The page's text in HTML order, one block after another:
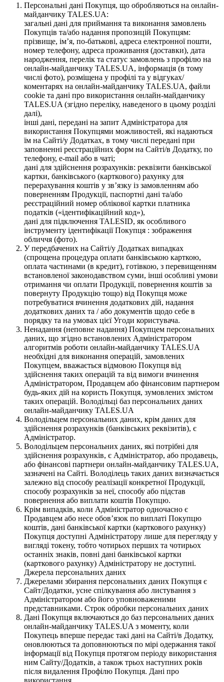
Персональні дані Покупця, що обробляються на онлайн-
майданчику TALES.UA:
загальні дані для приймання та виконання замовлень
Покупців та/або надання пропозицій Покупцям:
прізвище, ім’я, по-батькові, адреса електронної пошти,
номер телефону, адреса проживання (доставки), дата
народження, перелік та статус замовлень з профілю на
онлайн-майданчику TALES.UA, інформація (в тому
числі фото), розміщена у профілі та у відгуках/
коментарях на онлайн-майданчику TALES.UA, файли
cookie та дані про використання онлайн-майданчику
TALES.UA (згідно переліку, наведеного в цьому розділі
далі),
інші дані, передані на запит Адміністратора для
використання Покупцями можливостей, які надаються
їм на Сайті/у Додатках, в тому числі передані при
заповненні реєстраційних форм на Сайті/в Додатку, по
телефону, e-mail або в чаті;
дані для здійснення розрахунків: реквізити банківської
картки, банківського (карткового) рахунку для
перерахування коштів у зв’язку із замовленням або
поверненням Продукції, паспортні дані та/або
реєстраційний номер облікової картки платника
податків («ідентифікаційний код»),
дані для підключення TALESID, як особливого
інструменту ідентифікації Покупця : зображення
обличчя (фото).
У передбачених на Сайті/у Додатках випадках
(спрощена процедура оплати банківською карткою,
оплата частинами (в кредит), готівкою, з перевищенням
встановленої законодавством суми, інші особливі умови
отримання чи оплати Продукції, повернення коштів за
повернуту Продукцію тощо) від Покупця може
потребуватися вчинення додаткових дій, надання
додаткових даних та / або документів щодо себе в
порядку та на умовах цієї Угоди користувача.
Ненадання (неповне надання) Покупцем персональних
даних, що згідно встановлених Адміністратором
алгоритмів роботи онлайн-майданчику TALES.UA
необхідні для виконання операцій, замовлених
Покупцем, вважається відмовою Покупця від
здійснення таких операцій та від вимоги вчинення
Адміністратором, Продавцем або фінансовим партнером
будь-яких дій на користь Покупця, зумовлених змістом
таких операцій. Володільці баз персональних даних
онлайн-майданчику TALES.UA
Володільцем персональних даних, крім даних для
здійснення розрахунків (банківських реквізитів), є
Адміністратор.
Володільцем персональних даних, які потрібні для
здійснення розрахунків, є Адміністратор, або продавець,
або фінансові партнери онлайн-майданчику TALES.UA,
зазначені на Сайті. Володілець таких даних визначається
залежно від способу реалізації конкретної Продукції,
способу розрахунків за неї, способу або підстав
повернення або виплати коштів Покупцю.
Крім випадків, коли Адміністратор одночасно є
Продавцем або несе обов’язок по виплаті Покупцю
коштів, дані банківської картки (карткового рахунку)
Покупця доступні Адміністратору лише для перегляду у
вигляді токену, тобто чотирьох перших та чотирьох
останніх знаків, повні дані банківської картки
(карткового рахунку) Адміністратору не доступні.
Джерела персональних даних
Джерелами збирання персональних даних Покупця є
Сайт/Додатки, усне спілкування або листування з
Адміністратором або його уповноваженими
представниками. Строк обробки персональних даних
Дані Покупця включаються до баз персональних даних
онлайн-майданчику TALES.UA з моменту, коли
Покупець вперше передає такі дані на Сайті/в Додатку,
оновлюються та доповнюються по мірі одержання такої
інформації від Покупця протягом періоду використання
ним Сайту/Додатків, а також трьох наступних років
після видалення Профілю Покупця. Дані про
використання